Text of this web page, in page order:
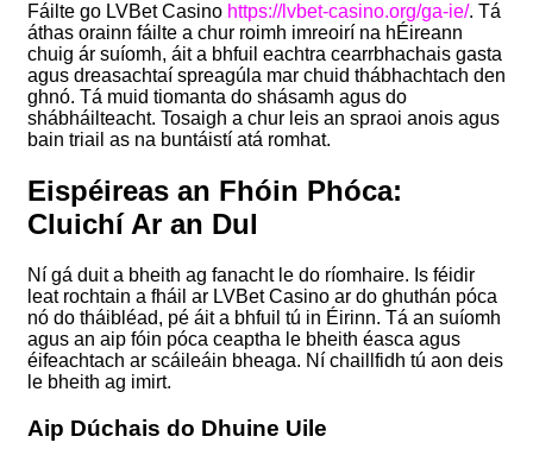
Fáilte go LVBet Casino https://lvbet-casino.org/ga-ie/. Tá
áthas orainn fáilte a chur roimh imreoirí na hÉireann
chuig ár suíomh, áit a bhfuil eachtra cearrbhachais gasta
agus dreasachtaí spreagúla mar chuid thábhachtach den
ghnó. Tá muid tiomanta do shásamh agus do
shábháilteacht. Tosaigh a chur leis an spraoi anois agus
bain triail as na buntáistí atá romhat.
Eispéireas an Fhóin Phóca:
Cluichí Ar an Dul
Ní gá duit a bheith ag fanacht le do ríomhaire. Is féidir
leat rochtain a fháil ar LVBet Casino ar do ghuthán póca
nó do tháibléad, pé áit a bhfuil tú in Éirinn. Tá an suíomh
agus an aip fóin póca ceaptha le bheith éasca agus
éifeachtach ar scáileáin bheaga. Ní chaillfidh tú aon deis
le bheith ag imirt.
Aip Dúchais do Dhuine Uile